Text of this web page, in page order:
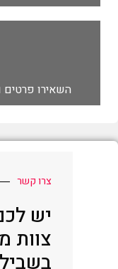
השאירו פרטים
צרו קשר
יש
צוות